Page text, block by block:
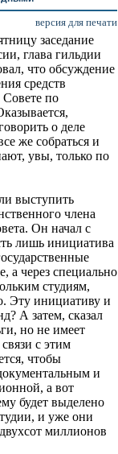
версия для печати
заседание
глава гильдии
что обсуждение
средств
Совете по
о деле
же собраться и
увы, только по
выступить
члена
Он начал с
лишь инициатива
а через специально
студиям,
Эту инициативу и
А затем, сказал
но не имеет
с этим
чтобы
и
а вот
будет выделено
и уже они
миллионов